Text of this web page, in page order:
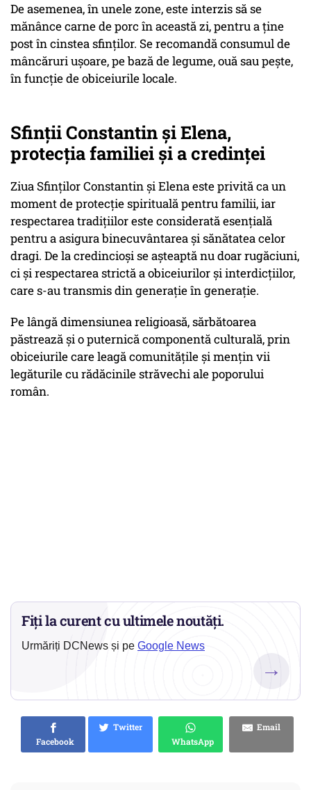
De asemenea, în unele zone, este interzis să se
mănânce carne de porc în această zi, pentru a ține
post în cinstea sfinților. Se recomandă consumul de
mâncăruri ușoare, pe bază de legume, ouă sau pește,
în funcție de obiceiurile locale.
Sfinții Constantin și Elena,
protecția familiei și a credinței
Ziua Sfinților Constantin și Elena este privită ca un
moment de protecție spirituală pentru familii, iar
respectarea tradițiilor este considerată esențială
pentru a asigura binecuvântarea și sănătatea celor
dragi. De la credincioși se așteaptă nu doar rugăciuni,
ci și respectarea strictă a obiceiurilor și interdicțiilor,
care s-au transmis din generație în generație.
Pe lângă dimensiunea religioasă, sărbătoarea
păstrează și o puternică componentă culturală, prin
obiceiurile care leagă comunitățile și mențin vii
legăturile cu rădăcinile străvechi ale poporului
român.
Fiți la curent cu ultimele noutăți.
Urmăriți DCNews și pe Google News
→
Facebook
Twitter
WhatsApp
Email